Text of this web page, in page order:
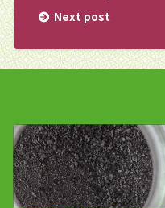
Next post